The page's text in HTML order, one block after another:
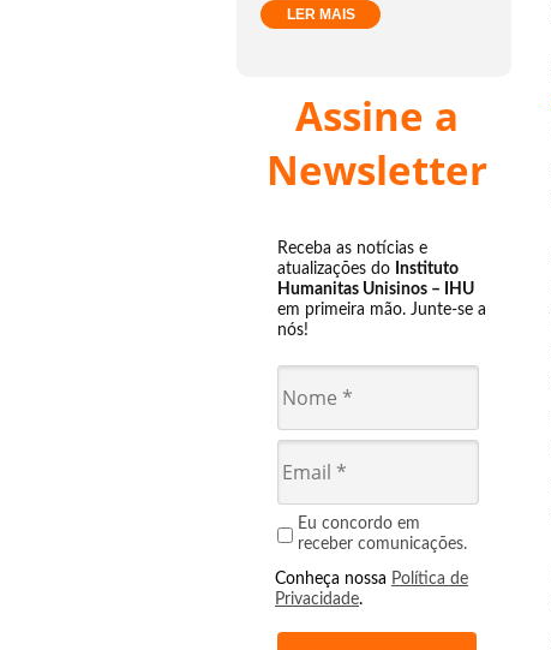
LER MAIS
Assine a
Newsletter
Receba as notícias e
atualizações do Instituto
Humanitas Unisinos – IHU
em primeira mão. Junte-se a
nós!
Eu concordo em
receber comunicações.
Conheça nossa Política de
Privacidade.